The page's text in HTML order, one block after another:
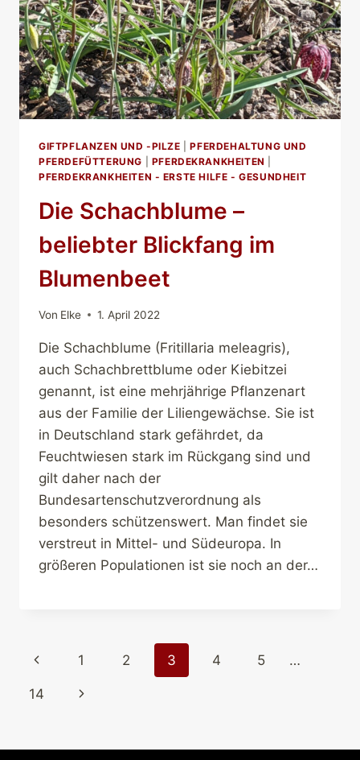
GIFTPFLANZEN UND -PILZE |PFERDEHALTUNG UND
PFERDEFÜTTERUNG
PFERDEKRANKHEITEN
PFERDEKRANKHEITEN - ERSTE HILFE - GESUNDHEIT
Die Schachblume –
beliebter Blickfang im
Blumenbeet
Von Elke 1. April 2022
Die Schachblume (Fritillaria meleagris),
auch Schachbrettblume oder Kiebitzei
genannt, ist eine mehrjährige Pflanzenart
aus der Familie der Liliengewächse. Sie ist
in Deutschland stark gefährdet, da
Feuchtwiesen stark im Rückgang sind und
gilt daher nach der
Bundesartenschutzverordnung als
besonders schützenswert. Man findet sie
verstreut in Mittel- und Südeuropa. In
größeren Populationen ist sie noch an der…
Seitennavigation
Vorherige
Seite
1 2 3 4 5 …
14
Nächste